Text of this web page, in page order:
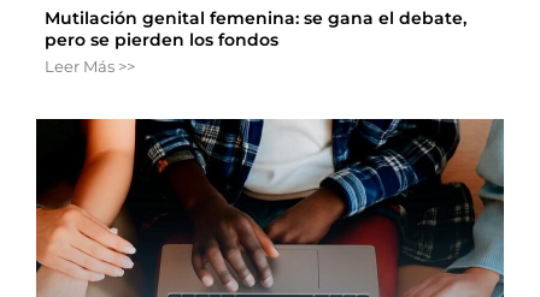
Mutilación genital femenina: se gana el debate,
pero se pierden los fondos
Leer Más >>